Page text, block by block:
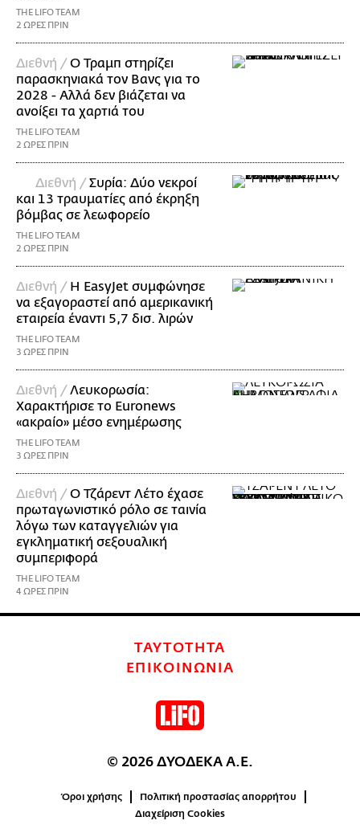
THE LIFO TEAM
2 ΩΡΕΣ ΠΡΙΝ
Διεθνή /Ο Τραμπ στηρίζει
παρασκηνιακά τον Βανς για το
2028 - Αλλά δεν βιάζεται να
ανοίξει τα χαρτιά του
THE LIFO TEAM
2 ΩΡΕΣ ΠΡΙΝ
Διεθνή /Συρία: Δύο νεκροί
και 13 τραυματίες από έκρηξη
βόμβας σε λεωφορείο
THE LIFO TEAM
2 ΩΡΕΣ ΠΡΙΝ
Διεθνή / Η EasyJet συμφώνησε
να εξαγοραστεί από αμερικανική
εταιρεία έναντι 5,7 δισ. λιρών
THE LIFO TEAM
3 ΩΡΕΣ ΠΡΙΝ
Διεθνή /Λευκορωσία:
Χαρακτήρισε το Euronews
«ακραίο» μέσο ενημέρωσης
THE LIFO TEAM
3 ΩΡΕΣ ΠΡΙΝ
Διεθνή /Ο Τζάρεντ Λέτο έχασε
πρωταγωνιστικό ρόλο σε ταινία
λόγω των καταγγελιών για
εγκληματική σεξουαλική
συμπεριφορά
THE LIFO TEAM
4 ΩΡΕΣ ΠΡΙΝ
ΤΑΥΤΟΤΗΤΑ
ΕΠΙΚΟΙΝΩΝΙΑ
© 2026 ΔΥΟΔΕΚΑ Α.Ε.
Όροι χρήσης
Πολιτική προστασίας απορρήτου
Διαχείριση Cookies